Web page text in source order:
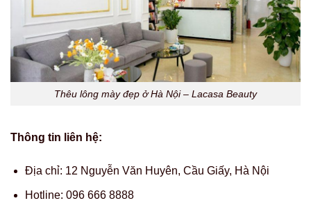
Thêu lông mày đẹp ở Hà Nội – Lacasa Beauty
Thông tin liên hệ:
Địa chỉ: 12 Nguyễn Văn Huyên, Cầu Giấy, Hà Nội
Hotline: 096 666 8888